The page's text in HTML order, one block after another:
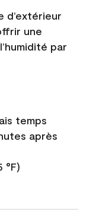
d’extérieur
une
par
temps
après
°F)